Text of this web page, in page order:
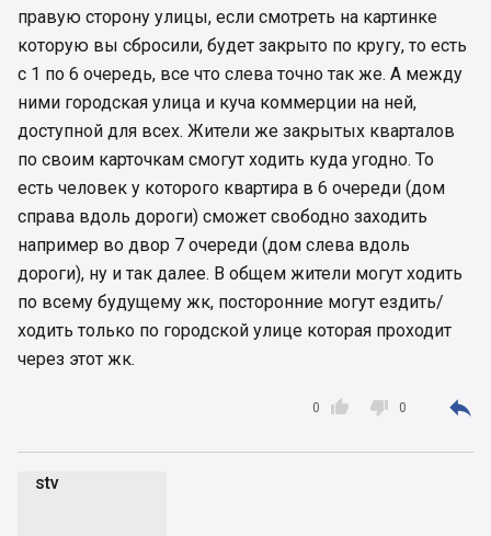
правую сторону улицы, если смотреть на картинке
которую вы сбросили, будет закрыто по кругу, то есть
с 1 по 6 очередь, все что слева точно так же. А между
ними городская улица и куча коммерции на ней,
доступной для всех. Жители же закрытых кварталов
по своим карточкам смогут ходить куда угодно. То
есть человек у которого квартира в 6 очереди (дом
справа вдоль дороги) сможет свободно заходить
например во двор 7 очереди (дом слева вдоль
дороги), ну и так далее. В общем жители могут ходить
по всему будущему жк, посторонние могут ездить/
ходить только по городской улице которая проходит
через этот жк.

0  0 
stv